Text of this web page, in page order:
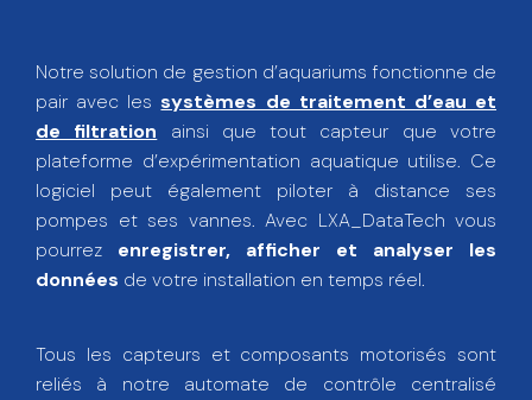
Notre solution de gestion d’aquariums fonctionne de
pair avec lessystèmes de traitement d’eau et
de filtration ainsi que tout capteur que votre
plateforme d’expérimentation aquatique utilise. Ce
logiciel peut également piloter à distance ses
pompes et ses vannes. Avec LXA_DataTech vous
pourrez enregistrer, afficher et analyser les
données de votre installation en temps réel.
Tous les capteurs et composants motorisés sont
reliés à notre automate de contrôle centralisé